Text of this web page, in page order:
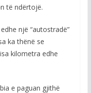
të ndërtojë.
një “autostradë”
ka thënë se
kilometra edhe
e paguan gjithë